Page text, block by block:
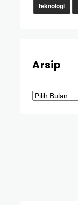
teknologi
Arsip
Arsip